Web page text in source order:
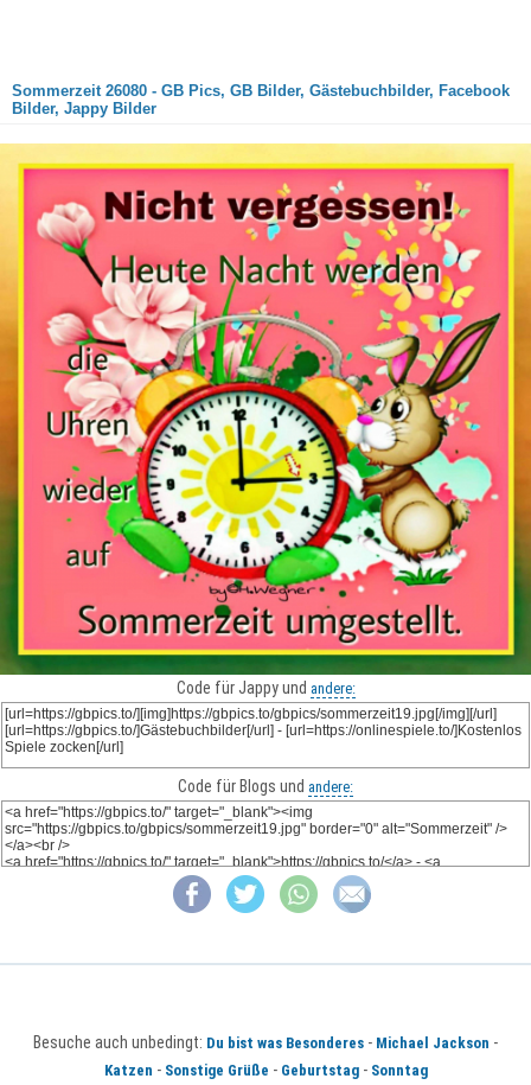
Sommerzeit 26080 - GB Pics, GB Bilder, Gästebuchbilder, Facebook
Bilder, Jappy Bilder
Code für Jappy und andere:
Code für Blogs und andere:
Besuche auch unbedingt: Du bist was Besonderes - Michael Jackson -
Katzen - Sonstige Grüße - Geburtstag- Sonntag